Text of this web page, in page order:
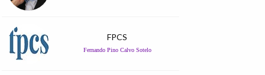
FPCS
Fernando Pino Calvo Sotelo